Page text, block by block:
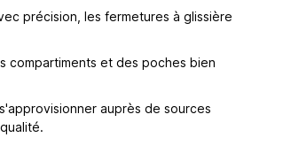
précision, les fermetures à glissière
compartiments et des poches bien
auprès de sources